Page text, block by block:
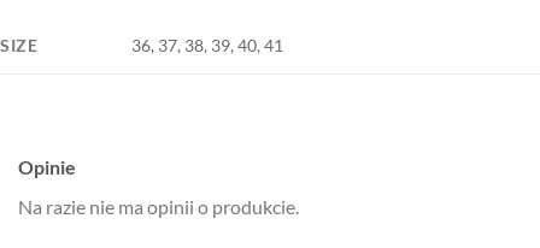
SIZE 36, 37, 38, 39, 40, 41
Opinie
Na razie nie ma opinii o produkcie.